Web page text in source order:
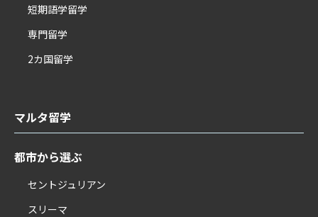
短期語学留学
専門留学
2カ国留学
マルタ留学
都市から選ぶ
セントジュリアン
スリーマ